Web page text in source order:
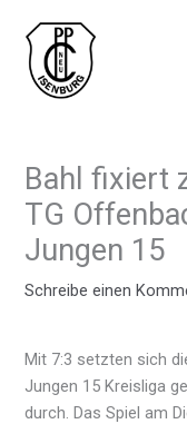
Inhalt
springen
Bahl fixiert
TG
Jungen 15
Schreibe einen
Mit 7:3 setzten sich
Jungen 15 Kreisliga
durch. Das Spiel am